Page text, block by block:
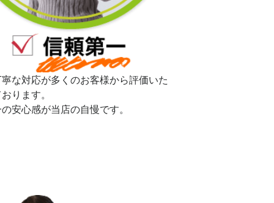
な対応が多くのお客様から評価いた
ります。
安心感が当店の自慢です。